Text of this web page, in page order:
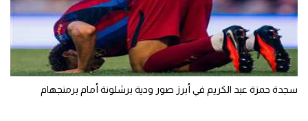
تحليل في الجول
حكايات في الجول
كويز في الجول
سجدة حمزة عبد الكريم في أبرز صور ودية برشلونة أمام برمنجهام